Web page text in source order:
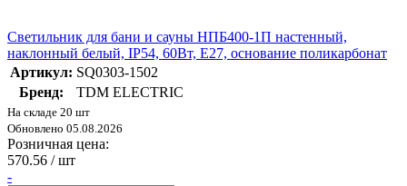
Светильник для бани и сауны НПБ400-1П настенный,
наклонный белый, IP54, 60Вт, E27, основание поликарбонат
Артикул: SQ0303-1502
Бренд:
TDM ELECTRIC
На складе 20 шт
Обновлено 05.08.2026
Розничная цена:
570.56 / шт
-